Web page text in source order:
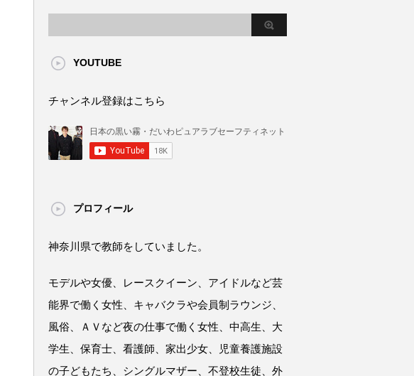
YOUTUBE
チャンネル登録はこちら
プロフィール
神奈川県で教師をしていました。
モデルや女優、レースクイーン、アイドルなど芸
能界で働く女性、キャバクラや会員制ラウンジ、
風俗、ＡＶなど夜の仕事で働く女性、中高生、大
学生、保育士、看護師、家出少女、児童養護施設
の子どもたち、シングルマザー、不登校生徒、外